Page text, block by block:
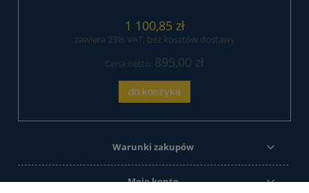
1 100,85 zł
zawiera 23% VAT, bez kosztów dostawy
Cena netto: 895,00 zł
do koszyka
Warunki zakupów
Moje konto